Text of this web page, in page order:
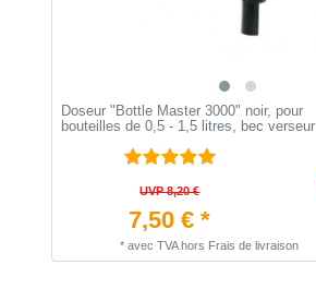
Doseur "Bottle Master 3000" noir, pour
bouteilles de 0,5 - 1,5 litres, bec verseur
UVP 8,20 €
7,50 € *
* avec TVAhors Frais de livraison